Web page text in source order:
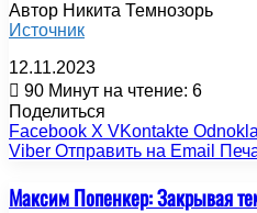
Автор Никита Темнозорь
Источник
12.11.2023
90 Минут на чтение: 6
Поделиться
Facebook X VKontakte
Viber Отправить на Email
Максим Попенкер: Закрывая